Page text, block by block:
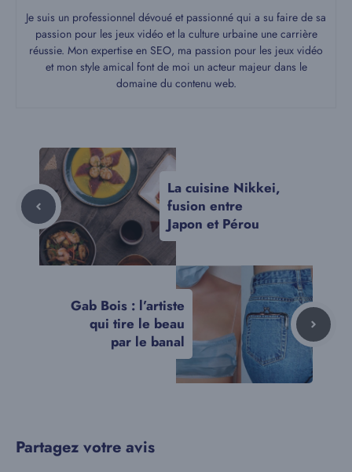
Je suis un professionnel dévoué et passionné qui a su faire de sa
passion pour les jeux vidéo et la culture urbaine une carrière
réussie. Mon expertise en SEO, ma passion pour les jeux vidéo
et mon style amical font de moi un acteur majeur dans le
domaine du contenu web.
La cuisine Nikkei,
fusion entre
Japon et Pérou
Gab Bois : l’artiste
qui tire le beau
par le banal
Partagez votre avis